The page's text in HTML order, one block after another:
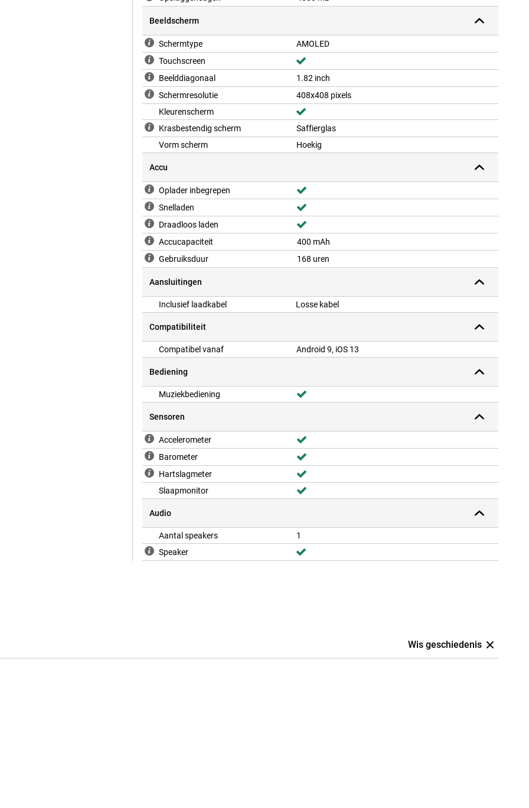
Beeldscherm
Schermtype
AMOLED
Touchscreen
Beelddiagonaal
1.82 inch
Schermresolutie
408x408 pixels
Kleurenscherm
Krasbestendig scherm
Saffierglas
Vorm scherm
Hoekig
Accu
Oplader inbegrepen
Snelladen
Draadloos laden
Accucapaciteit
400 mAh
Gebruiksduur
168 uren
Aansluitingen
Inclusief laadkabel Losse kabel
Compatibiliteit
Compatibel vanaf Android 9, iOS 13
Bediening
Muziekbediening
Sensoren
Accelerometer
Barometer
Hartslagmeter
Slaapmonitor
Audio
Aantal speakers
1
Speaker
Wis geschiedenis